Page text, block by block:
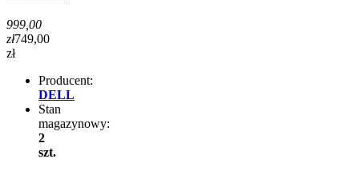
999,00
zł749,00
zł
Producent:
DELL
Stan
magazynowy:
2
szt.